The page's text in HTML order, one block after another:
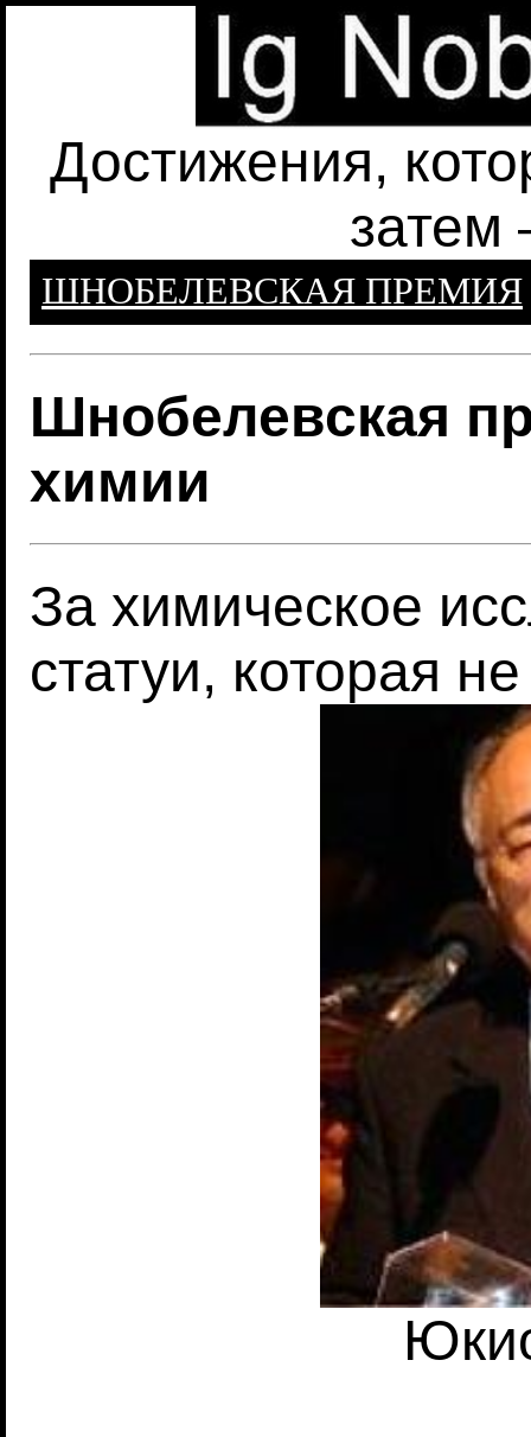
Достижения,
затем
ШНОБЕЛЕВСКАЯ ПРЕМИЯ
Шнобелевская
химии
За химическое
статуи, которая